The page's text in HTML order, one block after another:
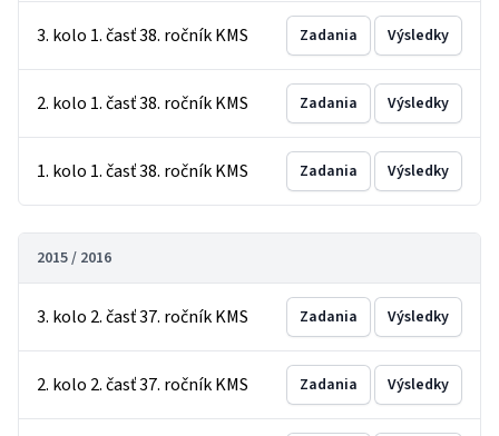
3. kolo 1. časť 38. ročník KMS Zadania Výsledky
2. kolo 1. časť 38. ročník KMS Zadania Výsledky
1. kolo 1. časť 38. ročník KMS Zadania Výsledky
2015 / 2016
3. kolo 2. časť 37. ročník KMS Zadania Výsledky
2. kolo 2. časť 37. ročník KMS Zadania Výsledky